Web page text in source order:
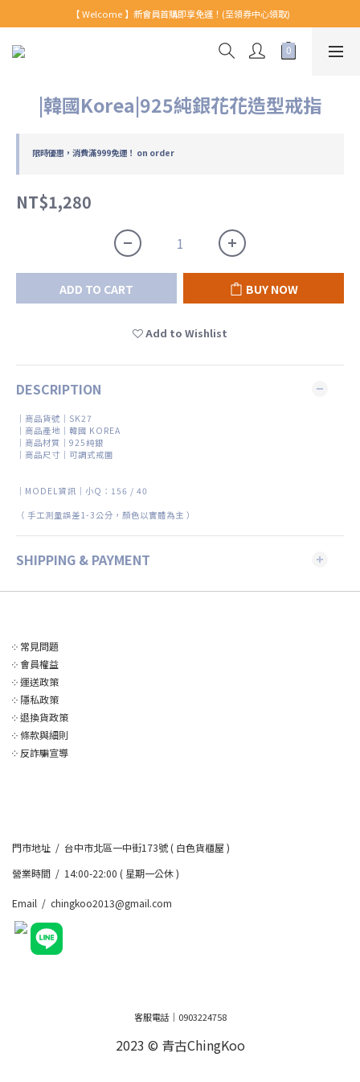
【 Welcome 】新會員首購即享免運！(至領券中心領取)
【 Welcome 】新會員首購即享免運！(至領券中心領取)
全館消費滿999免運！
|韓國Korea|925純銀花花造型戒指
限時優惠，消費滿999免運！ on order
NT$1,280
ADD TO CART BUY NOW
Add to Wishlist
DESCRIPTION
｜商品貨號｜SK27
｜商品產地｜ 韓國 KOREA
｜ 商品材質 ｜925純銀
｜商品尺寸｜可調式戒圍
｜MODEL資訊｜ 小Q ： 156 / 40
（ 手工測量誤差1-3公分，顏色以實體為主 ）
SHIPPING & PAYMENT
༶ 常見問題
༶會員權益
༶運送政策
༶ 隱私政策
༶退換貨政策
༶條款與細則
༶ 反詐騙宣導
門市地址 / 台中市北區一中街173號 ( 白色貨櫃屋 )
營業時間 / 14:00-22:00 ( 星期一公休 )
Email / chingkoo2013@gmail.com
客服電話｜0903224758
2023 © 青古ChingKoo